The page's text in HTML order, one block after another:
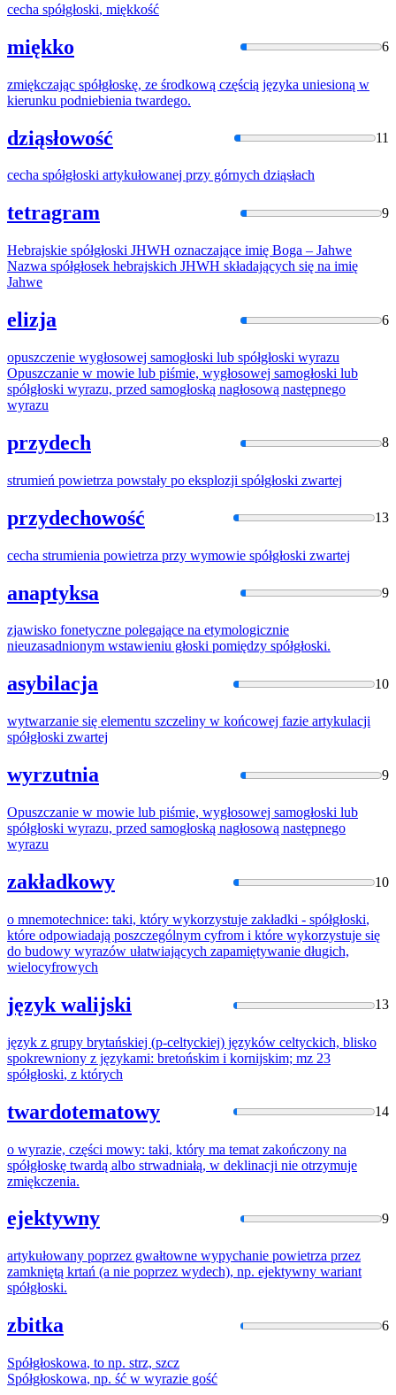
cecha spółgłoski, miękkość
miękko 6
zmiękczając spółgłoskę, ze środkową częścią języka uniesioną w
kierunku podniebienia twardego.
dziąsłowość 11
cecha spółgłoski artykułowanej przy górnych dziąsłach
tetragram 9
Hebrajskie spółgłoski JHWH oznaczające imię Boga – Jahwe
Nazwa spółgłosek hebrajskich JHWH składających się na imię
Jahwe
elizja 6
opuszczenie wygłosowej samogłoski lub spółgłoski wyrazu
Opuszczanie w mowie lub piśmie, wygłosowej samogłoski lub
spółgłoski wyrazu, przed samogłoską nagłosową następnego
wyrazu
przydech 8
strumień powietrza powstały po eksplozji spółgłoski zwartej
przydechowość 13
cecha strumienia powietrza przy wymowie spółgłoski zwartej
anaptyksa 9
zjawisko fonetyczne polegające na etymologicznie
nieuzasadnionym wstawieniu głoski pomiędzy spółgłoski.
asybilacja 10
wytwarzanie się elementu szczeliny w końcowej fazie artykulacji
spółgłoski zwartej
wyrzutnia 9
Opuszczanie w mowie lub piśmie, wygłosowej samogłoski lub
spółgłoski wyrazu, przed samogłoską nagłosową następnego
wyrazu
zakładkowy 10
o mnemotechnice: taki, który wykorzystuje zakładki - spółgłoski,
które odpowiadają poszczególnym cyfrom i które wykorzystuje się
do budowy wyrazów ułatwiających zapamiętywanie długich,
wielocyfrowych
język walijski 13
język z grupy brytańskiej (p-celtyckiej) języków celtyckich, blisko
spokrewniony z językami: bretońskim i kornijskim; mz 23
spółgłoski, z których
twardotematowy 14
o wyrazie, części mowy: taki, który ma temat zakończony na
spółgłoskę twardą albo strwadniałą, w deklinacji nie otrzymuje
zmiękczenia.
ejektywny 9
artykułowany poprzez gwałtowne wypychanie powietrza przez
zamkniętą krtań (a nie poprzez wydech), np. ejektywny wariant
spółgłoski.
zbitka 6
Spółgłoskowa, to np. strz, szcz
Spółgłoskowa, np. ść w wyrazie gość